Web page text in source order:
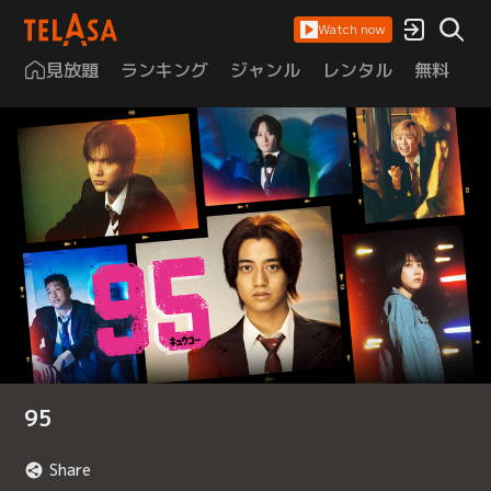
Watch now
見放題 ランキング ジャンル レンタル 無料
95
Share